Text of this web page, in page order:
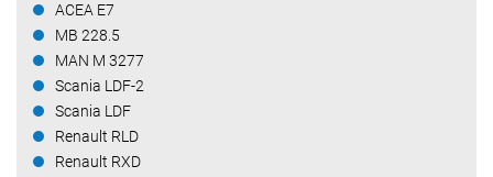
ACEA E7
MB 228.5
MAN M 3277
Scania LDF-2
Scania LDF
Renault RLD
Renault RXD